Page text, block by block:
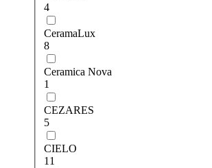
4
CeramaLux
8
Ceramica Nova
1
CEZARES
5
CIELO
11